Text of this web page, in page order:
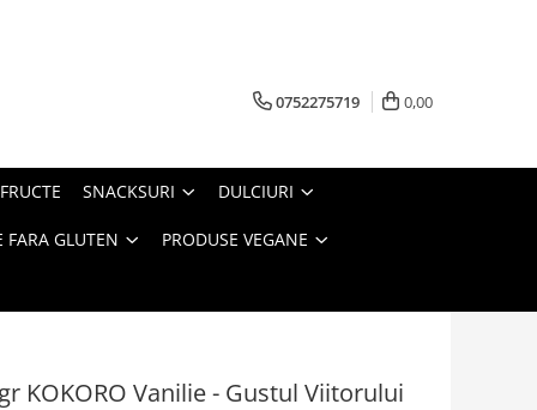
0752275719 0,00
SNACKSURI DULCIURI
FARA GLUTEN PRODUSE VEGANE
KOKORO Vanilie - Gustul Viitorului